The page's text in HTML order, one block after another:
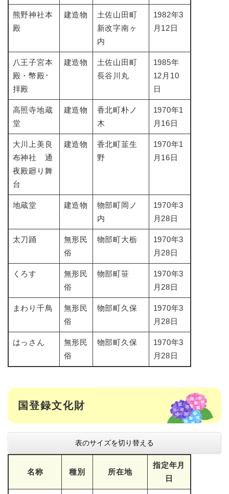
熊野神社本
殿
建造物
土佐山田町
新改字南ヶ
内
1982年3
月12日
八王子宮本
殿・幣殿･
拝殿
建造物
土佐山田町
長谷川丸
1985年
12月10
日
高照寺地蔵
堂
建造物
香北町朴ノ
木
1970年1
月16日
大川上美良
布神社 通
夜殿廻り舞
台
建造物
香北町韮生
野
1970年1
月16日
地蔵堂 建造物
物部町岡ノ
内
1970年3
月28日
太刀踊
無形民
俗
物部町大栃
1970年3
月28日
くろす
無形民
俗
物部町笹
1970年3
月28日
まわり千鳥
無形民
俗
物部町久保
1970年3
月28日
はっさん
無形民
俗
物部町久保
1970年3
月28日
国登録文化財
表のサイズを切り替える
名称 種別 所在地
指定年月
日